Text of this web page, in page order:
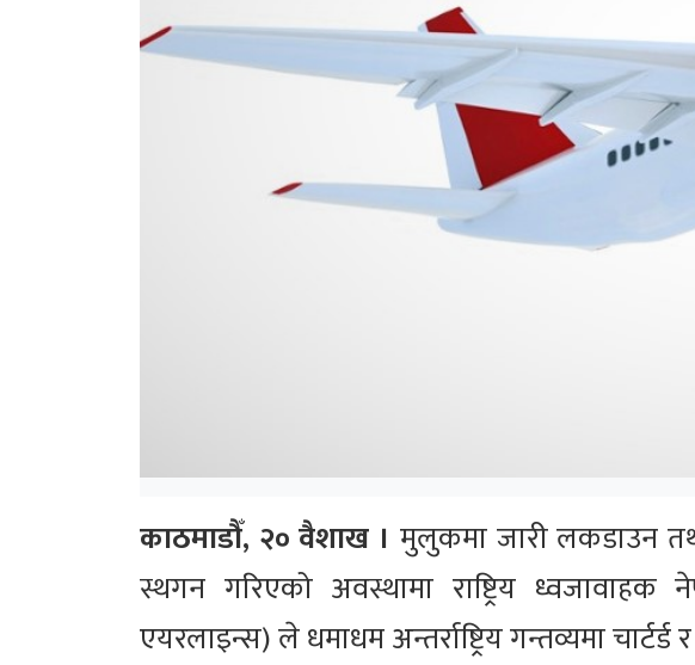
काठमाडौँ, २० वैशाख । मुलुकमा जारी लकडाउन
स्थगन गरिएको अवस्थामा राष्ट्रिय
एयरलाइन्स) ले धमाधम अन्तर्राष्ट्रिय गन्तव्यमा